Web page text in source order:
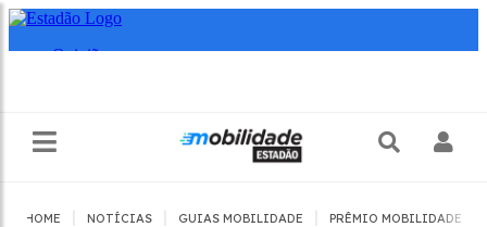
HOME NOTÍCIAS GUIAS MOBILIDADE PRÊMIO MOBILIDADE